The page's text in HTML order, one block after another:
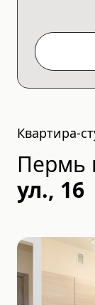
Квартира-
Пермь
ул., 16